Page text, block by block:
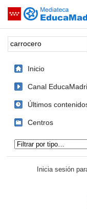
Saltar navegación
Palabra o frase:
Inicio
Canal
Últimos
Centros
Inicia sesión